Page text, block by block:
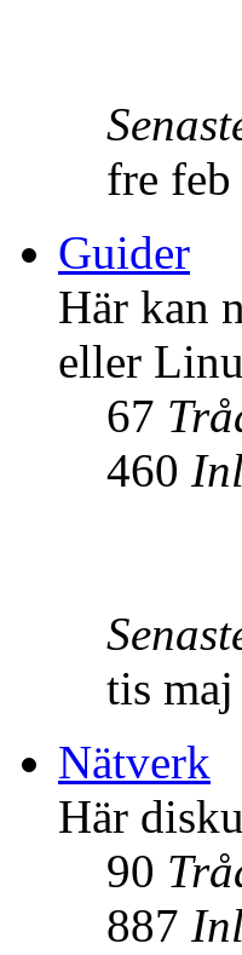
fre
Guider
Här kan
eller
67
460
tis
Nätverk
Här
90
887